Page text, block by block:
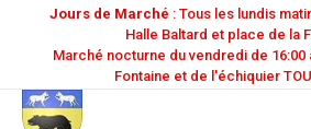
Jours de Marché : Tous les lundis
Halle Baltard et place de la
Marché nocturne du vendredi de 16:00
Fontaine et de l'échiquier